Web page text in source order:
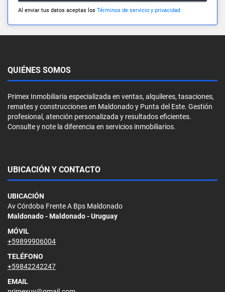
Al enviar tus datos aceptas los Términos de servicio y privacidad
QUIÉNES SOMOS
Primex Inmobiliaria especializada en ventas, alquileres, tasaciones,
remates y construcciones en Maldonado y Punta del Este. Gestión
profesional, atención personalizada y resultados eficientes.
Consulte y note la diferencia en servicios inmobiliarios.
UBICACIÓN Y CONTACTO
UBICACIÓN
Av Córdoba Frente A Bps Maldonado
Maldonado - Maldonado - Uruguay
MÓVIL
+59899906004
TELÉFONO
+59842242247
EMAIL